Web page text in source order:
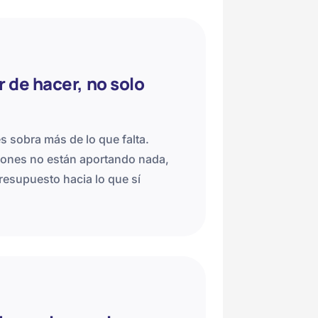
de hacer, no solo
sobra más de lo que falta.
no están aportando nada,
hacia lo que sí